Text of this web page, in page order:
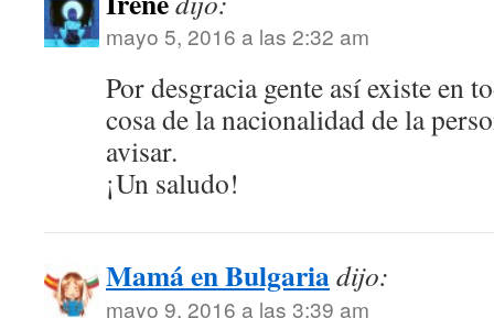
mayo 5, 2016 a las 2:32 am
Por desgracia gente así existe en
cosa de la nacionalidad de la
avisar.
¡Un saludo!
Mamá en Bulgariadijo:
mayo 9, 2016 a las 3:39 am